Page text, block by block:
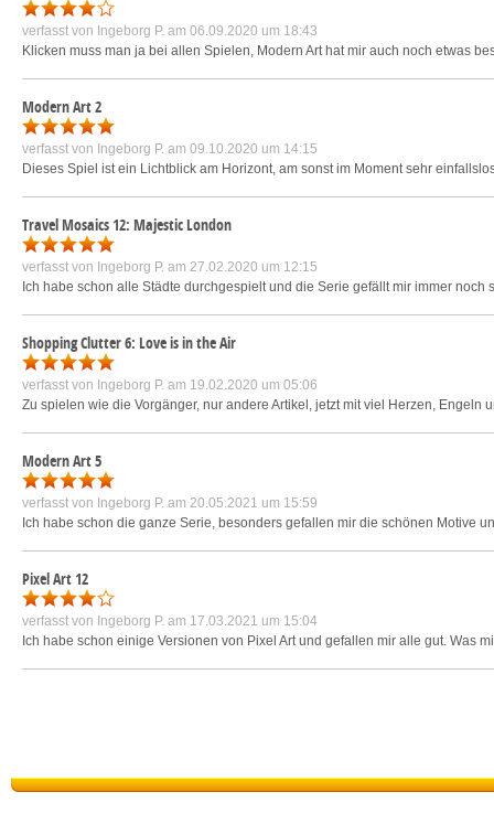
verfasst von Ingeborg P. am 06.09.2020 um 18:43
Klicken muss man ja bei allen Spielen, Modern Art hat mir auch noch etwas
Modern Art 2
verfasst von Ingeborg P. am 09.10.2020 um 14:15
Dieses Spiel ist ein Lichtblick am Horizont, am sonst im Moment sehr
Travel Mosaics 12: Majestic London
verfasst von Ingeborg P. am 27.02.2020 um 12:15
Ich habe schon alle Städte durchgespielt und die Serie gefällt mir immer
Shopping Clutter 6: Love is in the Air
verfasst von Ingeborg P. am 19.02.2020 um 05:06
Zu spielen wie die Vorgänger, nur andere Artikel, jetzt mit viel Herzen,
Modern Art 5
verfasst von Ingeborg P. am 20.05.2021 um 15:59
Ich habe schon die ganze Serie, besonders gefallen mir die schönen Motive
Pixel Art 12
verfasst von Ingeborg P. am 17.03.2021 um 15:04
Ich habe schon einige Versionen von Pixel Art und gefallen mir alle gut. Was